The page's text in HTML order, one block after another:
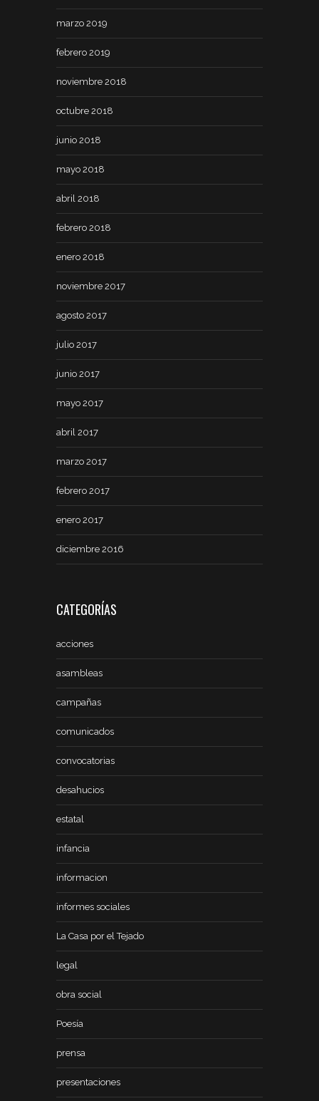
marzo 2019
febrero 2019
noviembre 2018
octubre 2018
junio 2018
mayo 2018
abril 2018
febrero 2018
enero 2018
noviembre 2017
agosto 2017
julio 2017
junio 2017
mayo 2017
abril 2017
marzo 2017
febrero 2017
enero 2017
diciembre 2016
CATEGORÍAS
acciones
asambleas
campañas
comunicados
convocatorias
desahucios
estatal
infancia
informacion
informes sociales
La Casa por el Tejado
legal
obra social
Poesía
prensa
presentaciones